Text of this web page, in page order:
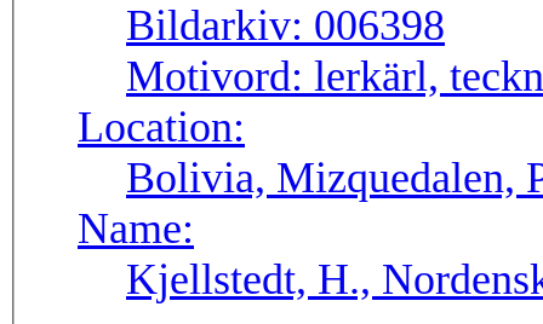
Bildarkiv: 006398
Motivord: lerkärl,
Location:
Bolivia, Mizquedalen,
Name:
Kjellstedt, H.,